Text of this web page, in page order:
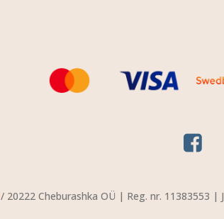
/ 20222 Cheburashka OÜ | Reg. nr. 11383553 |